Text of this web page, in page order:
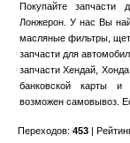
Покупайте запчасти
Лонжерон. У нас Вы
масляные фильтры,
запчасти для
запчасти Хендай,
банковской карты и
возможен самовывоз.
Переходов: 453|